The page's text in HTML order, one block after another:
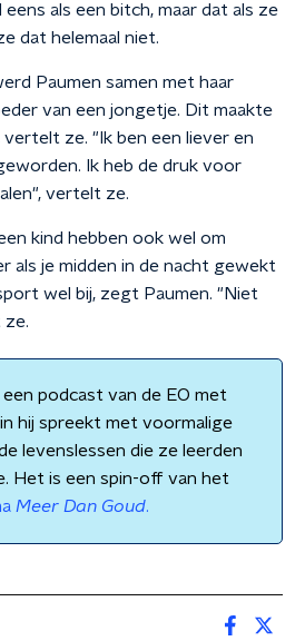
eens als een bitch, maar dat als ze
dat helemaal niet.
Paumen samen met haar
van een jongetje. Dit maakte
ze. "Ik ben een liever en
Ik heb de druk voor
vertelt ze.
kind hebben ook wel om
als je midden in de nacht gewekt
wel bij, zegt Paumen. "Niet
ze.
een podcast van de EO met
hij spreekt met voormalige
levenslessen die ze leerden
Het is een spin-off van het
Meer Dan Goud.